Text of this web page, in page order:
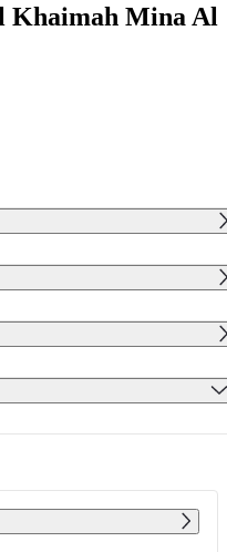
Khaimah Mina Al
PÁ SO NE